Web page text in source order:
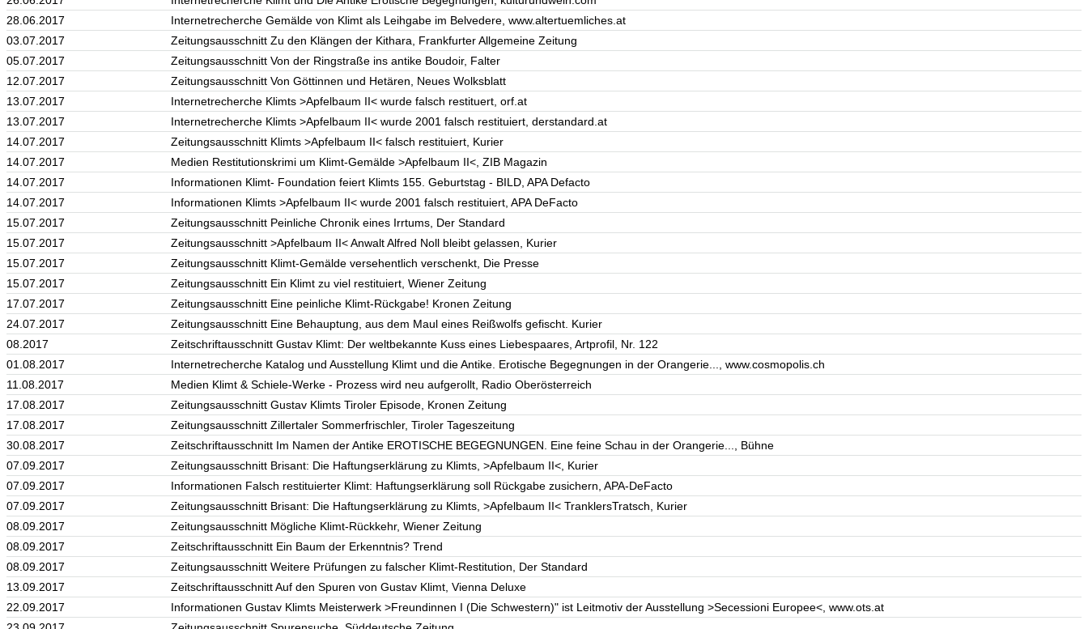
28.06.2017
Internetrecherche Gemälde von Klimt als Leihgabe im Belvedere, www.altertuemliches.at
03.07.2017
Zeitungsausschnitt Zu den Klängen der Kithara, Frankfurter Allgemeine Zeitung
05.07.2017
Zeitungsausschnitt Von der Ringstraße ins antike Boudoir, Falter
12.07.2017
Zeitungsausschnitt Von Göttinnen und Hetären, Neues Wolksblatt
13.07.2017
Internetrecherche Klimts >Apfelbaum II< wurde falsch restituert, orf.at
13.07.2017
Internetrecherche Klimts >Apfelbaum II< wurde 2001 falsch restituiert, derstandard.at
14.07.2017
Zeitungsausschnitt Klimts >Apfelbaum II< falsch restituiert, Kurier
14.07.2017
Medien Restitutionskrimi um Klimt-Gemälde >Apfelbaum II<, ZIB Magazin
14.07.2017
Informationen Klimt- Foundation feiert Klimts 155. Geburtstag - BILD, APA Defacto
14.07.2017
Informationen Klimts >Apfelbaum II< wurde 2001 falsch restituiert, APA DeFacto
15.07.2017
Zeitungsausschnitt Peinliche Chronik eines Irrtums, Der Standard
15.07.2017
Zeitungsausschnitt >Apfelbaum II< Anwalt Alfred Noll bleibt gelassen, Kurier
15.07.2017
Zeitungsausschnitt Klimt-Gemälde versehentlich verschenkt, Die Presse
15.07.2017
Zeitungsausschnitt Ein Klimt zu viel restituiert, Wiener Zeitung
17.07.2017
Zeitungsausschnitt Eine peinliche Klimt-Rückgabe! Kronen Zeitung
24.07.2017
Zeitungsausschnitt Eine Behauptung, aus dem Maul eines Reißwolfs gefischt. Kurier
08.2017
Zeitschriftausschnitt Gustav Klimt: Der weltbekannte Kuss eines Liebespaares, Artprofil, Nr. 122
01.08.2017
Internetrecherche Katalog und Ausstellung Klimt und die Antike. Erotische Begegnungen in der Orangerie..., www.cosmopolis.ch
11.08.2017
Medien Klimt & Schiele-Werke - Prozess wird neu aufgerollt, Radio Oberösterreich
17.08.2017
Zeitungsausschnitt Gustav Klimts Tiroler Episode, Kronen Zeitung
17.08.2017
Zeitungsausschnitt Zillertaler Sommerfrischler, Tiroler Tageszeitung
30.08.2017
Zeitschriftausschnitt Im Namen der Antike EROTISCHE BEGEGNUNGEN. Eine feine Schau in der Orangerie..., Bühne
07.09.2017
Zeitungsausschnitt Brisant: Die Haftungserklärung zu Klimts, >Apfelbaum II<, Kurier
07.09.2017
Informationen Falsch restituierter Klimt: Haftungserklärung soll Rückgabe zusichern, APA-DeFacto
07.09.2017
Zeitungsausschnitt Brisant: Die Haftungserklärung zu Klimts, >Apfelbaum II< TranklersTratsch, Kurier
08.09.2017
Zeitungsausschnitt Mögliche Klimt-Rückkehr, Wiener Zeitung
08.09.2017
Zeitschriftausschnitt Ein Baum der Erkenntnis? Trend
08.09.2017
Zeitungsausschnitt Weitere Prüfungen zu falscher Klimt-Restitution, Der Standard
13.09.2017
Zeitschriftausschnitt Auf den Spuren von Gustav Klimt, Vienna Deluxe
22.09.2017
Informationen Gustav Klimts Meisterwerk >Freundinnen I (Die Schwestern)" ist Leitmotiv der Ausstellung >Secessioni Europee<, www.ots.at